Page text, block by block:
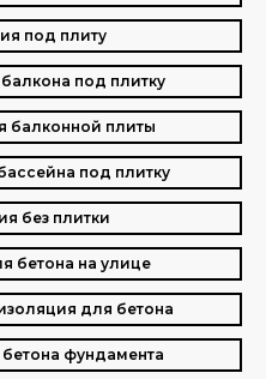
под плиту
под плитку
балконной плиты
под плитку
без плитки
бетона на улице
для бетона
фундамента